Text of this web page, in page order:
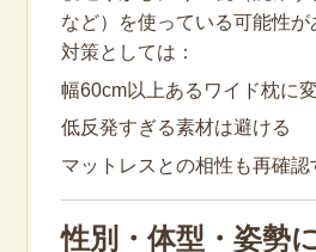
など）を使っている可能性が
対策としては：
幅60cm以上あるワイド枕に
低反発すぎる素材は避ける
マットレスとの相性も再確認
性別・体型・姿勢